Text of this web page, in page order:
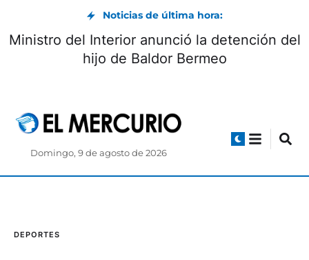
Noticias de última hora:
Ministro del Interior anunció la detención del
hijo de Baldor Bermeo
Domingo, 9 de agosto de 2026
DEPORTES